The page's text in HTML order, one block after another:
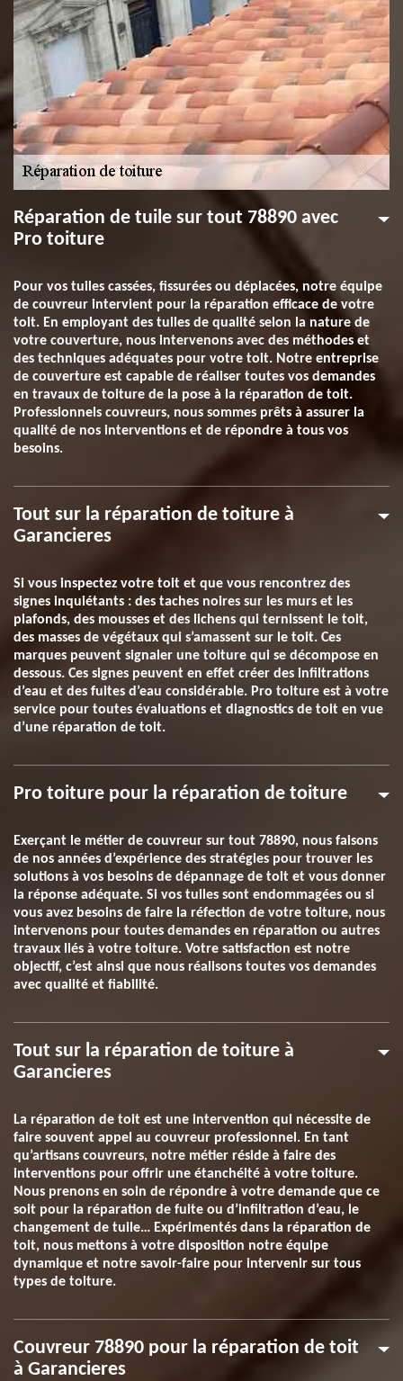
Réparation de tuile sur tout 78890 avec
Pro toiture
Pour vos tuiles cassées, fissurées ou déplacées, notre équipe
de couvreur intervient pour la réparation efficace de votre
toit. En employant des tuiles de qualité selon la nature de
votre couverture, nous intervenons avec des méthodes et
des techniques adéquates pour votre toit. Notre entreprise
de couverture est capable de réaliser toutes vos demandes
en travaux de toiture de la pose à la réparation de toit.
Professionnels couvreurs, nous sommes prêts à assurer la
qualité de nos interventions et de répondre à tous vos
besoins.
Tout sur la réparation de toiture à
Garancieres
Si vous inspectez votre toit et que vous rencontrez des
signes inquiétants : des taches noires sur les murs et les
plafonds, des mousses et des lichens qui ternissent le toit,
des masses de végétaux qui s’amassent sur le toit. Ces
marques peuvent signaler une toiture qui se décompose en
dessous. Ces signes peuvent en effet créer des infiltrations
d’eau et des fuites d’eau considérable. Pro toiture est à votre
service pour toutes évaluations et diagnostics de toit en vue
d’une réparation de toit.
Pro toiture pour la réparation de toiture
Exerçant le métier de couvreur sur tout 78890, nous faisons
de nos années d’expérience des stratégies pour trouver les
solutions à vos besoins de dépannage de toit et vous donner
la réponse adéquate. Si vos tuiles sont endommagées ou si
vous avez besoins de faire la réfection de votre toiture, nous
intervenons pour toutes demandes en réparation ou autres
travaux liés à votre toiture. Votre satisfaction est notre
objectif, c’est ainsi que nous réalisons toutes vos demandes
avec qualité et fiabilité.
Tout sur la réparation de toiture à
Garancieres
La réparation de toit est une intervention qui nécessite de
faire souvent appel au couvreur professionnel. En tant
qu’artisans couvreurs, notre métier réside à faire des
interventions pour offrir une étanchéité à votre toiture.
Nous prenons en soin de répondre à votre demande que ce
soit pour la réparation de fuite ou d’infiltration d’eau, le
changement de tuile… Expérimentés dans la réparation de
toit, nous mettons à votre disposition notre équipe
dynamique et notre savoir-faire pour intervenir sur tous
types de toiture.
Couvreur 78890 pour la réparation de toit
à Garancieres